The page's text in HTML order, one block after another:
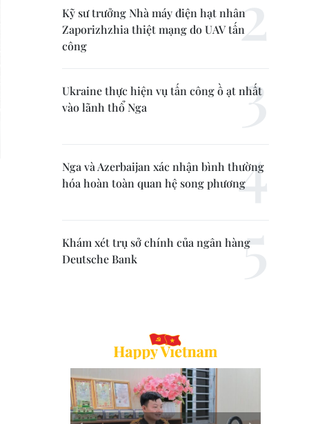
Kỹ sư trưởng Nhà máy điện hạt nhân
Zaporizhzhia thiệt mạng do UAV tấn
công
Ukraine thực hiện vụ tấn công ồ ạt nhất
vào lãnh thổ Nga
Nga và Azerbaijan xác nhận bình thường
hóa hoàn toàn quan hệ song phương
Khám xét trụ sở chính của ngân hàng
Deutsche Bank